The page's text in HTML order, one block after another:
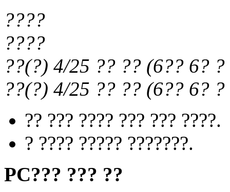
????
????
??(?) 4/25 ?? ?? (6?? 6?
??(?) 4/25 ?? ?? (6?? 6?
?? ??? ???? ??? ??? ????.
? ???? ????? ???????.
PC??? ??? ??